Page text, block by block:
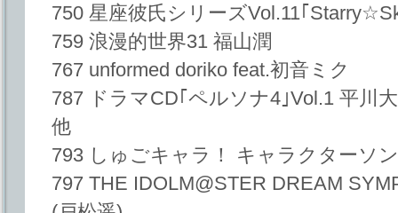
750 星座彼氏シリーズVol.11｢
759 浪漫的世界31 福山潤
767 unformed doriko feat.初音ミク
787 ドラマCD｢ペルソナ4｣Vol.1 平川
他
793 しゅごキャラ！ キャラクターソ
797 THE IDOLM@STER DREAM